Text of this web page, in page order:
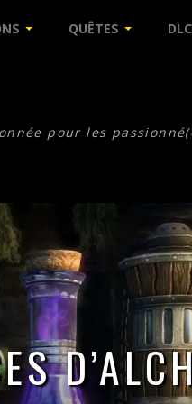
pour les
QUÊTES